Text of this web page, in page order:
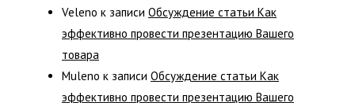
Veleno к записи Обсуждение статьи Как
эффективно провести презентацию Вашего
товара
Muleno к записи Обсуждение статьи Как
эффективно провести презентацию Вашего